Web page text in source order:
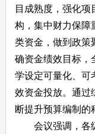
目成熟度，强化
构，集中财力保障
类资金，做到政策
确资金绩效目标，
学设定可量化、可
效资金投放。通过
断提升预算编制的
会议强调，各